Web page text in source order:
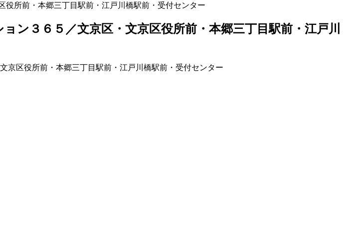
役所前・本郷三丁目駅前・江戸川橋駅前・受付センター
ン３６５／文京区・文京区役所前・本郷三丁目駅前・江戸川